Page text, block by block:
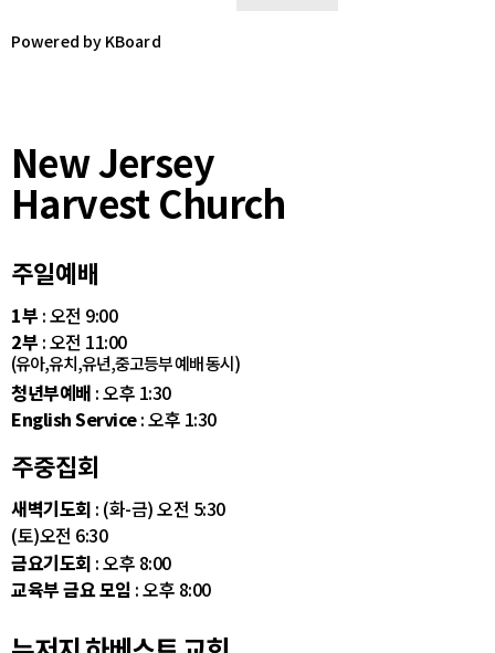
Powered by KBoard
New Jersey
Harvest Church
주일예배
1부 : 오전 9:00
2부 : 오전 11:00
(유아,유치,유년,중고등부 예배 동시)
청년부예배 : 오후 1:30
English Service: 오후 1:30
주중집회
새벽기도회 : (화-금) 오전 5:30
(토)오전 6:30
금요기도회 : 오후 8:00
교육부 금요 모임 : 오후 8:00